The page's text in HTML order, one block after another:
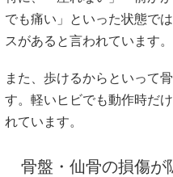
でも痛い」といった状態で
スがあると言われています。
また、歩けるからといって
す。軽いヒビでも動作時だ
れています。
骨盤・仙骨の損傷が